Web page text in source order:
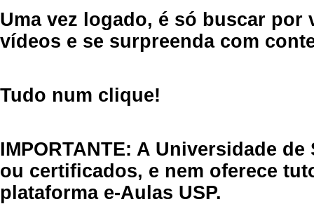
Uma vez logado, é só buscar por
vídeos e se surpreenda com
Tudo num clique!
IMPORTANTE: A Universidade
ou certificados, e nem oferece
plataforma e-Aulas USP.